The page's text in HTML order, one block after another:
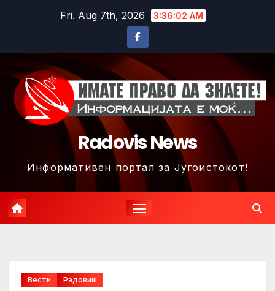
Fri. Aug 7th, 2026 3:36:04 AM
Radovis News
Информативен портал за Југоистокот!
Вести Радовиш